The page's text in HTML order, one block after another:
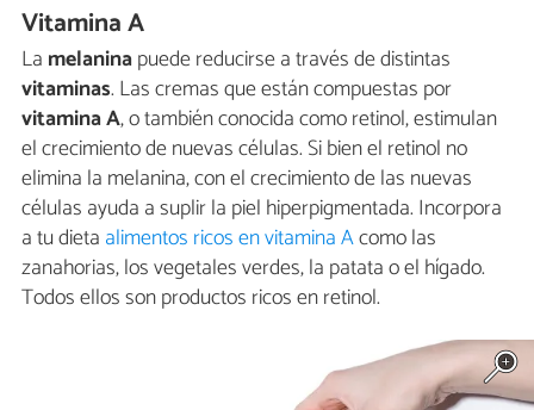
Vitamina A
La melaninapuede reducirse a través de distintas
vitaminas. Las cremas que están compuestas por
vitamina A, o también conocida como retinol, estimulan
el crecimiento de nuevas células. Si bien el retinol no
elimina la melanina, con el crecimiento de las nuevas
células ayuda a suplir la piel hiperpigmentada. Incorpora
a tu dieta alimentos ricos en vitamina Acomo las
zanahorias, los vegetales verdes, la patata o el hígado.
Todos ellos son productos ricos en retinol.